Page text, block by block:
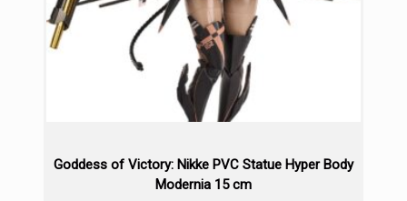
Goddess of Victory: Nikke PVC Statue Hyper Body
Modernia 15 cm